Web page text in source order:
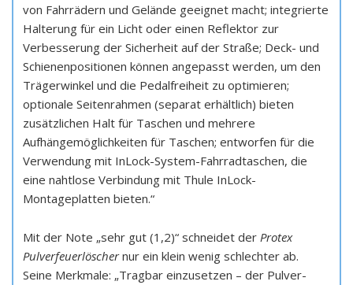
von Fahrrädern und Gelände geeignet macht; integrierte
Halterung für ein Licht oder einen Reflektor zur
Verbesserung der Sicherheit auf der Straße; Deck- und
Schienenpositionen können angepasst werden, um den
Trägerwinkel und die Pedalfreiheit zu optimieren;
optionale Seitenrahmen (separat erhältlich) bieten
zusätzlichen Halt für Taschen und mehrere
Aufhängemöglichkeiten für Taschen; entworfen für die
Verwendung mit InLock-System-Fahrradtaschen, die
eine nahtlose Verbindung mit Thule InLock-
Montageplatten bieten.“
Mit der Note „sehr gut (1,2)“ schneidet der Protex
Pulverfeuerlöschernur ein klein wenig schlechter ab.
Seine Merkmale: „Tragbar einzusetzen – der Pulver-